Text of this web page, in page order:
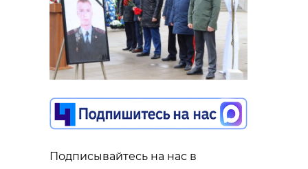
Подписывайтесь на нас в